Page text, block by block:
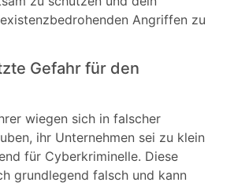
Angriffen zu
Gefahr für den
wiegen sich in falscher
ihr Unternehmen sei zu klein
für Cyberkriminelle. Diese
grundlegend falsch und kann